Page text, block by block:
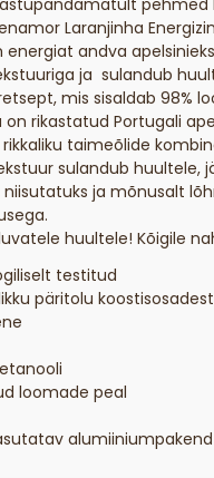
pehmed
Laranjinha
energiat andva
ja sulandub
mis sisaldab 98%
on rikastatud Portugali
taimeõlide
sulandub huultele,
niisutatuks ja mõnusalt
huultele! Kõigile
testitud
päritolu koostisosadest
loomade peal
alumiiniumpakend